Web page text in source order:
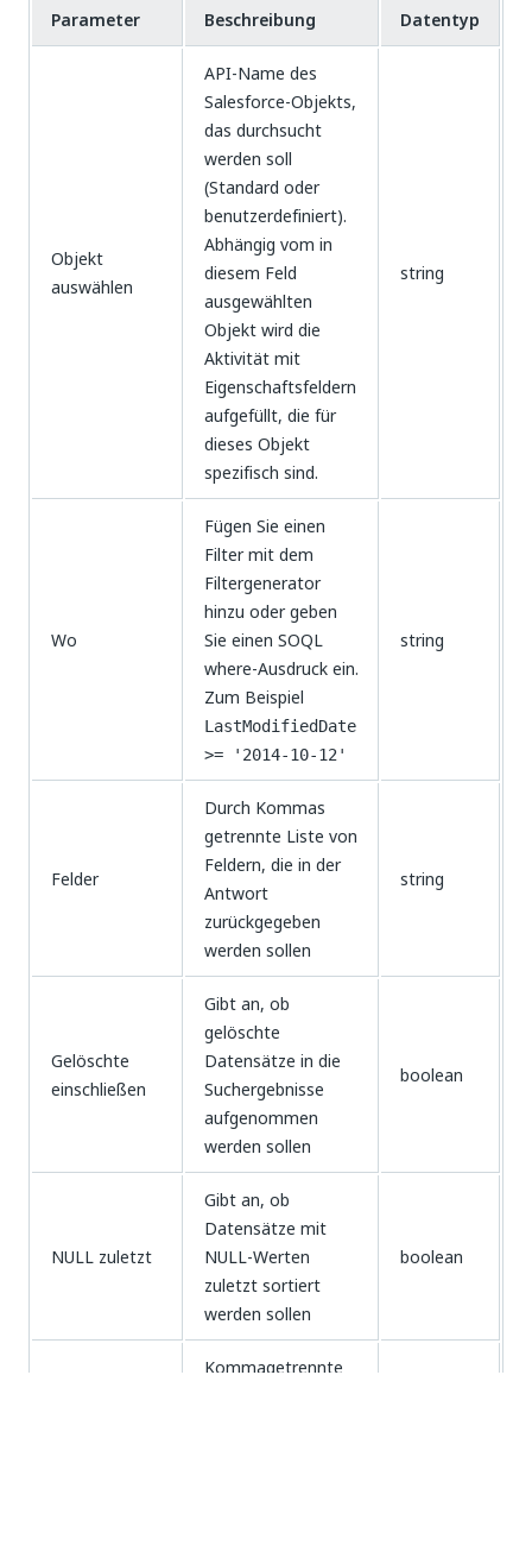
Parameter Beschreibung Datentyp
Objekt
auswählen
API-Name des
Salesforce-Objekts,
das durchsucht
werden soll
(Standard oder
benutzerdefiniert).
Abhängig vom in
diesem Feld
ausgewählten
Objekt wird die
Aktivität mit
Eigenschaftsfeldern
aufgefüllt, die für
dieses Objekt
spezifisch sind.
string
Wo
Fügen Sie einen
Filter mit dem
Filtergenerator
hinzu oder geben
Sie einen SOQL
where-Ausdruck ein.
Zum Beispiel
LastModifiedDate
>= '2014-10-12'
string
Felder
Durch Kommas
getrennte Liste von
Feldern, die in der
Antwort
zurückgegeben
werden sollen
string
Gelöschte
einschließen
Gibt an, ob
gelöschte
Datensätze in die
Suchergebnisse
aufgenommen
werden sollen
boolean
NULL zuletzt
Gibt an, ob
Datensätze mit
NULL-Werten
zuletzt sortiert
werden sollen
boolean
Kommagetrennte